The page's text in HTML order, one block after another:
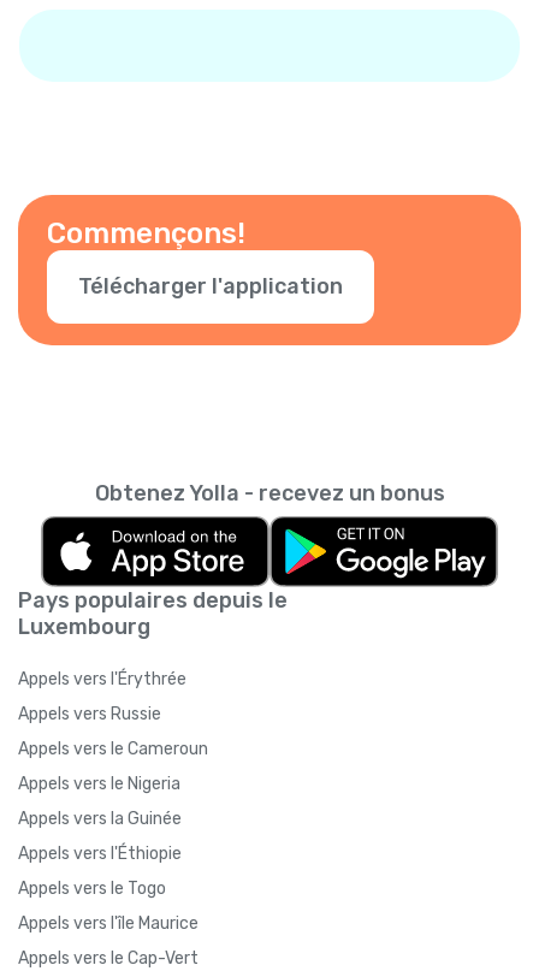
Commençons!
Télécharger l'application
Pays populaires depuis le
Luxembourg
Appels vers l'Érythrée
Appels vers Russie
Appels vers le Cameroun
Appels vers le Nigeria
Appels vers la Guinée
Appels vers l'Éthiopie
Appels vers le Togo
Appels vers l'île Maurice
Appels vers le Cap-Vert
Obtenez Yolla - recevez un bonus